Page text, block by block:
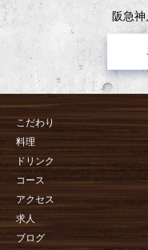
阪急
こだわり
料理
ドリンク
コース
アクセス
求人
ブログ